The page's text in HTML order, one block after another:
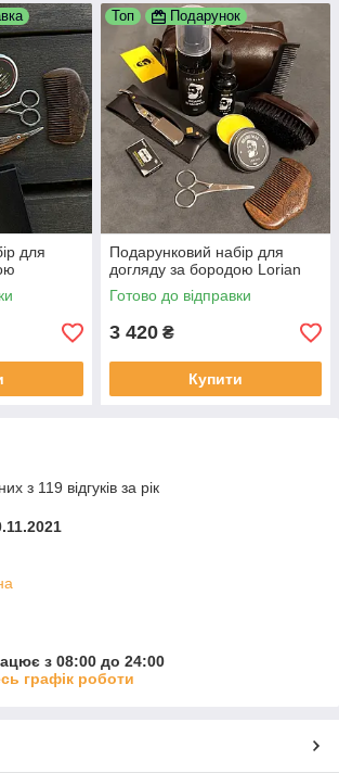
для
Топ Подарунок
Подарунковий набір для
догляду за бородою Lorian
Готово до відправки
3 420 ₴
Купити
з 119 відгуків за рік
з 08:00 до 24:00
графік роботи